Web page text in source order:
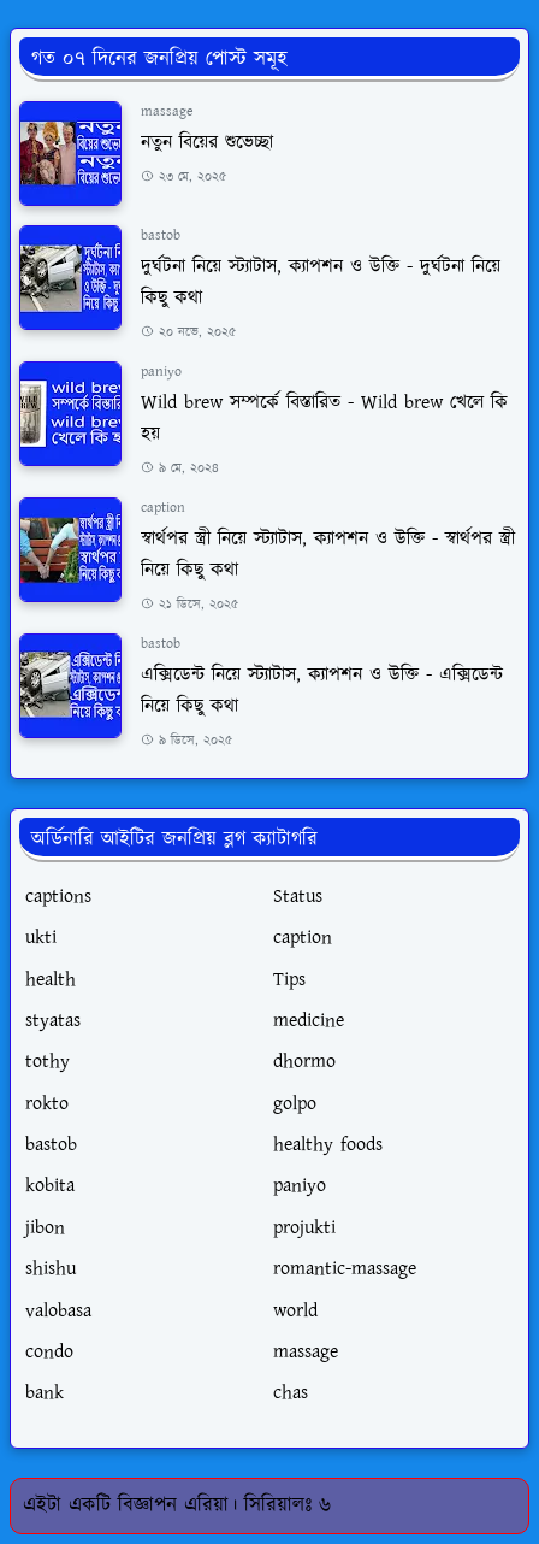
গত ০৭ দিনের জনপ্রিয় পোস্ট সমূহ
massage
নতুন বিয়ের শুভেচ্ছা
২৩ মে, ২০২৫
bastob
দুর্ঘটনা নিয়ে স্ট্যাটাস, ক্যাপশন ও উক্তি - দুর্ঘটনা নিয়ে
কিছু কথা
২০ নভে, ২০২৫
paniyo
Wild brew সম্পর্কে বিস্তারিত - Wild brew খেলে কি
হয়
৯ মে, ২০২৪
caption
স্বার্থপর স্ত্রী নিয়ে স্ট্যাটাস, ক্যাপশন ও উক্তি - স্বার্থপর স্ত্রী
নিয়ে কিছু কথা
২১ ডিসে, ২০২৫
bastob
এক্সিডেন্ট নিয়ে স্ট্যাটাস, ক্যাপশন ও উক্তি - এক্সিডেন্ট
নিয়ে কিছু কথা
৯ ডিসে, ২০২৫
অর্ডিনারি আইটির জনপ্রিয় ব্লগ ক্যাটাগরি
captions
Status
ukti
caption
health
Tips
styatas
medicine
tothy
dhormo
rokto
golpo
bastob
healthy foods
kobita
paniyo
jibon
projukti
shishu
romantic-massage
valobasa
world
condo
massage
bank
chas
এইটা একটি বিজ্ঞাপন এরিয়া। সিরিয়ালঃ ৬